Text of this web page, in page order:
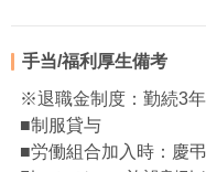
手当/福利厚生備考
※退職金制度：勤続3
■制服貸与
■労働組合加入時：慶